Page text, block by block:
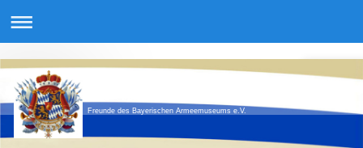
Freunde des Bayerischen Armeemuseums e.V.